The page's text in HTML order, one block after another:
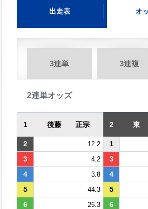
出走表 オ
3連単 3連複
2連単オッズ
1 後藤 正宗 2 東
2 12.2 1
3 4.2 3
4 3.8 4
5 44.3 5
6 26.3 6